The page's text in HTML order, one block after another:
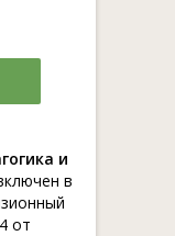
и
в
от